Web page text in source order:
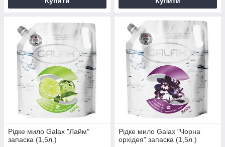
Рідке мило Galax "Лайм"
запаска (1,5л.)
Рідке мило Galax "Чорна
орхідея" запаска (1,5л.)